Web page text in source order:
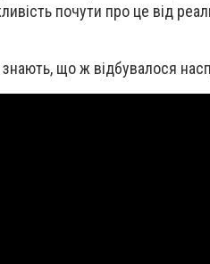
почути про це від
що ж відбувалося